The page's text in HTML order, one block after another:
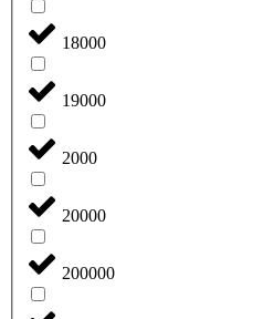
18000
19000
2000
20000
200000